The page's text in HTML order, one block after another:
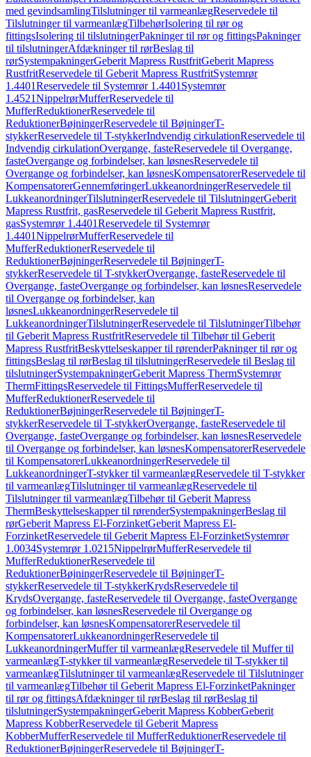
med gevindsamlingTilslutninger til varmeanlægReservedele til
Tilslutninger til varmeanlægTilbehørIsolering til rør og
fittingsIsolering til tilslutningerPakninger til rør og fittingsPakninger
til tilslutningerAfdækninger til rørBeslag til
rørSystempakningerGeberit Mapress RustfritGeberit Mapress
RustfritReservedele til Geberit Mapress RustfritSystemrør
1.4401Reservedele til Systemrør 1.4401 Systemrør
1.4521NippelrørMufferReservedele til
MufferReduktionerReservedele til
ReduktionerBøjningerReservedele til BøjningerT-
stykkerReservedele til T-stykkerIndvendig cirkulationReservedele til
Indvendig cirkulationOvergange, fasteReservedele til Overgange,
fasteOvergange og forbindelser, kan løsnesReservedele til
Overgange og forbindelser, kan løsnesKompensatorerReservedele til
KompensatorerGennemføringerLukkeanordningerReservedele til
LukkeanordningerTilslutningerReservedele til TilslutningerGeberit
Mapress Rustfrit, gasReservedele til Geberit Mapress Rustfrit,
gasSystemrør 1.4401Reservedele til Systemrør
1.4401NippelrørMufferReservedele til
MufferReduktionerReservedele til
ReduktionerBøjningerReservedele til BøjningerT-
stykkerReservedele til T-stykkerOvergange, fasteReservedele til
Overgange, fasteOvergange og forbindelser, kan løsnesReservedele
til Overgange og forbindelser, kan
løsnesLukkeanordningerReservedele til
LukkeanordningerTilslutningerReservedele til TilslutningerTilbehør
til Geberit Mapress RustfritReservedele til Tilbehør til Geberit
Mapress RustfritBeskyttelseskapper til rørenderPakninger til rør og
fittingsBeslag til rørBeslag til tilslutningerReservedele til Beslag til
tilslutningerSystempakningerGeberit Mapress ThermSystemrør
ThermFittingsReservedele til FittingsMufferReservedele til
MufferReduktionerReservedele til
ReduktionerBøjningerReservedele til BøjningerT-
stykkerReservedele til T-stykkerOvergange, fasteReservedele til
Overgange, fasteOvergange og forbindelser, kan løsnesReservedele
til Overgange og forbindelser, kan løsnesKompensatorerReservedele
til KompensatorerLukkeanordningerReservedele til
LukkeanordningerT-stykker til varmeanlægReservedele til T-stykker
til varmeanlægTilslutninger til varmeanlægReservedele til
Tilslutninger til varmeanlægTilbehør til Geberit Mapress
ThermBeskyttelseskapper til rørenderSystempakningerBeslag til
rørGeberit Mapress El-ForzinketGeberit Mapress El-
ForzinketReservedele til Geberit Mapress El-ForzinketSystemrør
1.0034Systemrør 1.0215NippelrørMufferReservedele til
MufferReduktionerReservedele til
ReduktionerBøjningerReservedele til BøjningerT-
stykkerReservedele til T-stykkerKrydsReservedele til
KrydsOvergange, fasteReservedele til Overgange, fasteOvergange
og forbindelser, kan løsnesReservedele til Overgange og
forbindelser, kan løsnesKompensatorerReservedele til
KompensatorerLukkeanordningerReservedele til
LukkeanordningerMuffer til varmeanlægReservedele til Muffer til
varmeanlægT-stykker til varmeanlægReservedele til T-stykker til
varmeanlægTilslutninger til varmeanlægReservedele til Tilslutninger
til varmeanlægTilbehør til Geberit Mapress El-ForzinketPakninger
til rør og fittingsAfdækninger til rørBeslag til rørBeslag til
tilslutningerSystempakningerGeberit Mapress KobberGeberit
Mapress KobberReservedele til Geberit Mapress
KobberMufferReservedele til MufferReduktionerReservedele til
ReduktionerBøjningerReservedele til BøjningerT-